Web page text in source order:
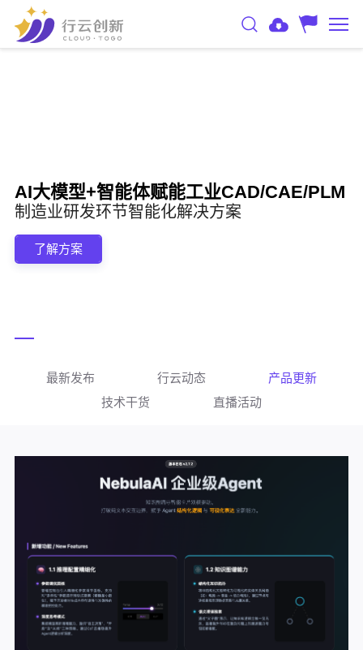
AI大模型+智能体赋能工业CAD/CAE/PLM
制造业研发环节智能化解决方案
了解方案
最新发布 行云动态
产品更新
技术干货
直播活动